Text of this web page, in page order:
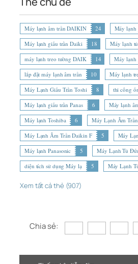
Máy lạnh âm trần DAIKIN 24 Máy lạnh
Máy lạnh giấu trần Daiki
18 Máy lạnh
máy lạnh treo tường DAIK
14 Máy lạnh
lắp đặt máy lạnh âm trần
10 Máy lạnh
Máy Lạnh Giấu Trần Toshi
8 thi công
Máy lạnh giấu trần Panas
6 Máy lạnh
Máy lạnh Toshiba
6 Máy Lạnh Âm
Máy Lạnh Âm Trần Daikin F
5 Máy
Máy lạnh Panasonic
5 Máy Lạnh Tủ
diện tích sử dụng Máy lạ
5 Máy Lạnh
Xem tất cả thẻ (907)
Chia sẻ: